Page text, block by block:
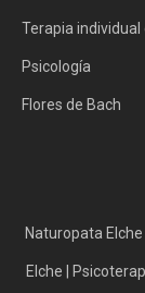
Terapia
Psicología
Flores de Bach
Naturopata Elche
Elche